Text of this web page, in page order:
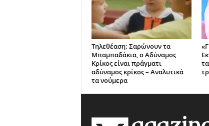
Τηλεθέαση: Σαρώνουν τα
Μπαμπαδάκια, ο Αδύναμος
Κρίκος είναι πράγματι
αδύναμος κρίκος – Αναλυτικά
τα νούμερα